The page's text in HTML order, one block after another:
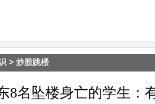
> 炒股跳楼
8名坠楼身亡的学生：